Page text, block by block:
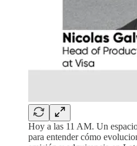
Hoy a las 11 AM. Un
para entender cómo